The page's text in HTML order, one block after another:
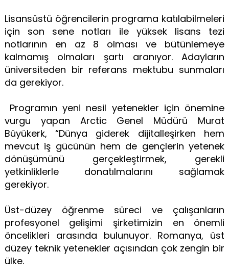
Lisansüstü öğrencilerin programa katılabilmeleri
için son sene notları ile yüksek lisans tezi
notlarının en az 8 olması ve bütünlemeye
kalmamış olmaları şartı aranıyor. Adayların
üniversiteden bir referans mektubu sunmaları
da gerekiyor.
Programın yeni nesil yetenekler için önemine
vurgu yapan Arctic Genel Müdürü Murat
Büyükerk, “Dünya giderek dijitalleşirken hem
mevcut iş gücünün hem de gençlerin yetenek
dönüşümünü gerçekleştirmek, gerekli
yetkinliklerle donatılmalarını sağlamak
gerekiyor.
Üst-düzey öğrenme süreci ve çalışanların
profesyonel gelişimi şirketimizin en önemli
öncelikleri arasında bulunuyor. Romanya, üst
düzey teknik yetenekler açısından çok zengin bir
ülke.